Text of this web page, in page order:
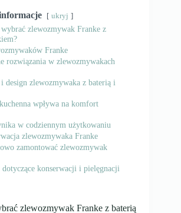
ukryj
zlewozmywak Franke z
Franke
rozwiązania w zlewozmywakach
design zlewozmywaka z baterią i
wpływa na komfort
w codziennym użytkowaniu
zlewozmywaka Franke
zamontować zlewozmywak
konserwacji i pielęgnacji
zlewozmywak Franke z baterią